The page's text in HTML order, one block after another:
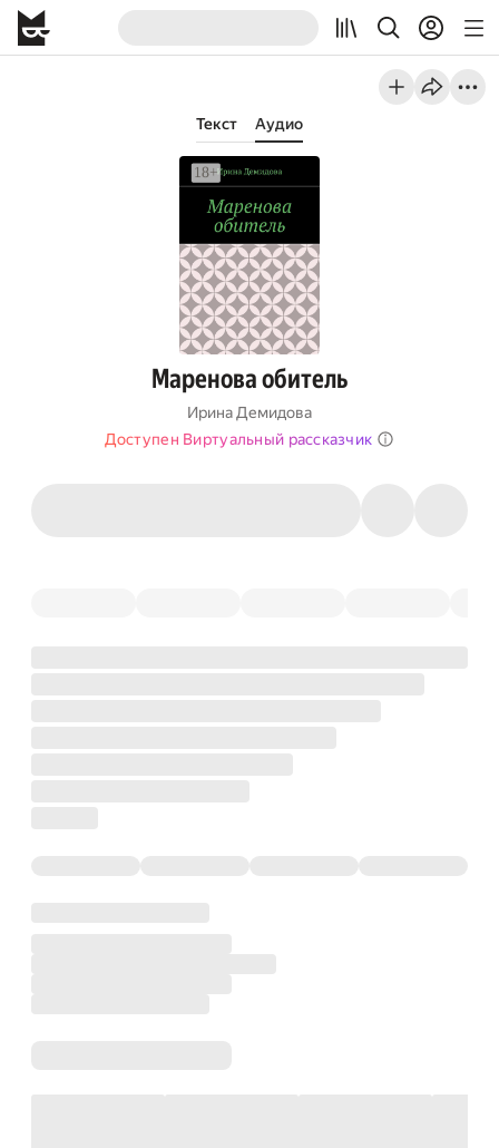
Текст Аудио
Маренова обитель
Ирина Демидова
Доступен Виртуальный рассказчик